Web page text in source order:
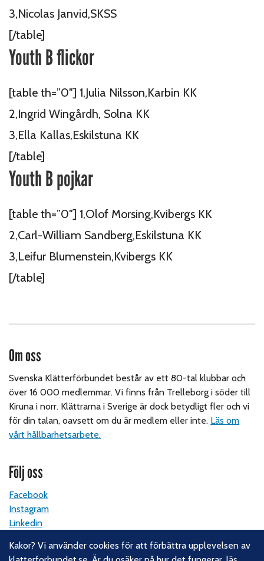
3,Nicolas Janvid,SKSS
[/table]
Youth B flickor
[table th=”0″] 1,Julia Nilsson,Karbin KK
2,Ingrid Wingårdh, Solna KK
3,Ella Kallas,Eskilstuna KK
[/table]
Youth B pojkar
[table th=”0″] 1,Olof Morsing,Kvibergs KK
2,Carl-William Sandberg,Eskilstuna KK
3,Leifur Blumenstein,Kvibergs KK
[/table]
Om oss
Svenska Klätterförbundet består av ett 80-tal klubbar och
över 16 000 medlemmar. Vi finns från Trelleborg i söder till
Kiruna i norr. Klättrarna i Sverige är dock betydligt fler och vi
för din talan, oavsett om du är medlem eller inte. Läs om
vårt hållbarhetsarbete.
Följ oss
Facebook
Instagram
Linkedin
Kakor? Vi använder cookies för att förbättra upplevelsen av